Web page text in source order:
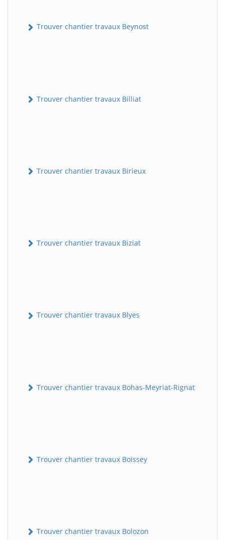
Trouver chantier travaux Beynost
Trouver chantier travaux Billiat
Trouver chantier travaux Birieux
Trouver chantier travaux Biziat
Trouver chantier travaux Blyes
Trouver chantier travaux Bohas-Meyriat-Rignat
Trouver chantier travaux Boissey
Trouver chantier travaux Bolozon